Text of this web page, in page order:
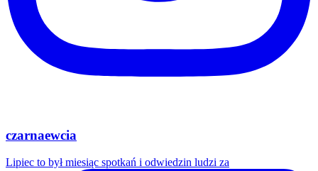
czarnaewcia
Lipiec to był miesiąc spotkań i odwiedzin ludzi za